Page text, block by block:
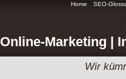
Online-Marketing |
Wir
Home SEO-